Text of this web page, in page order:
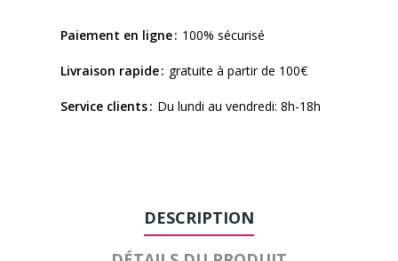
Paiement en ligne 100% sécurisé
Livraison rapide gratuite à partir de 100€
Service clients Du lundi au vendredi: 8h-18h
DESCRIPTION